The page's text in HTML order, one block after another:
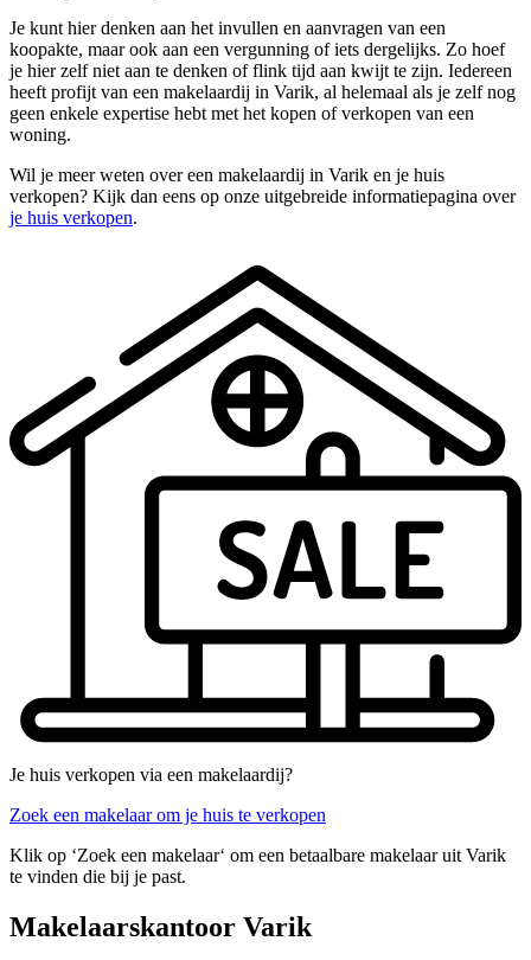
Je kunt hier denken aan het invullen en aanvragen van een
koopakte, maar ook aan een vergunning of iets dergelijks. Zo hoef
je hier zelf niet aan te denken of flink tijd aan kwijt te zijn. Iedereen
heeft profijt van een makelaardij in Varik, al helemaal als je zelf nog
geen enkele expertise hebt met het kopen of verkopen van een
woning.
Wil je meer weten over een makelaardij in Varik en je huis
verkopen? Kijk dan eens op onze uitgebreide informatiepagina over
je huis verkopen.
Je huis verkopen via een makelaardij?
Zoek een makelaar om je huis te verkopen
Klik op ‘Zoek een makelaar‘ om een betaalbare makelaar uit Varik
te vinden die bij je past.
Makelaarskantoor Varik